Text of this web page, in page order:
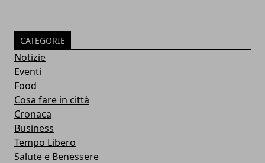
CATEGORIE
Notizie
Eventi
Food
Cosa fare in città
Cronaca
Business
Tempo Libero
Salute e Benessere